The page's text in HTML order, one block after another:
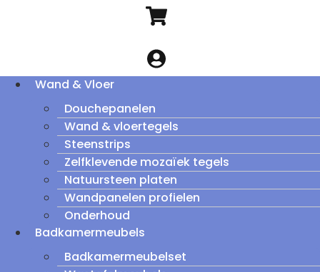
Wand & Vloer
Douchepanelen
Wand & vloertegels
Steenstrips
Zelfklevende mozaïek tegels
Natuursteen platen
Wandpanelen profielen
Onderhoud
Badkamermeubels
Badkamermeubelset